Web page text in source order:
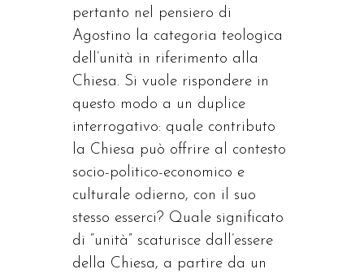
pertanto nel pensiero di
Agostino la categoria teologica
dell’unità in riferimento alla
Chiesa. Si vuole rispondere in
questo modo a un duplice
interrogativo: quale contributo
la Chiesa può offrire al contesto
socio-politico-economico e
culturale odierno, con il suo
stesso esserci? Quale significato
di “unità” scaturisce dall’essere
della Chiesa, a partire da un